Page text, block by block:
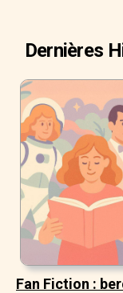
Dernières
Fan Fiction :